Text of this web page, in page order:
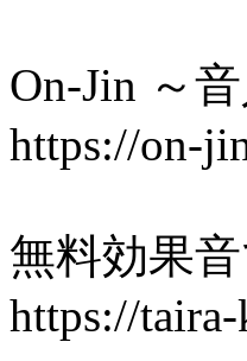
On-Jin ～
https://on-
無料効果
https://